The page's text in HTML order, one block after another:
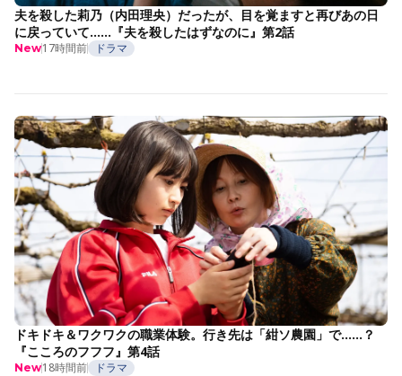
夫を殺した莉乃（内田理央）だったが、目を覚ますと再びあの日
に戻っていて……『夫を殺したはずなのに』第2話
New17時間前 ドラマ
ドキドキ＆ワクワクの職業体験。行き先は「紺ソ農園」で……？
『こころのフフフ』第4話
New18時間前 ドラマ